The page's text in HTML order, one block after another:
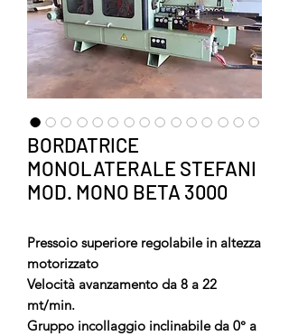
BORDATRICE
MONOLATERALE STEFANI
MOD. MONO BETA 3000
Pressoio superiore regolabile in altezza
motorizzato
Velocità avanzamento da 8 a 22
mt/min.
Gruppo incollaggio inclinabile da 0° a